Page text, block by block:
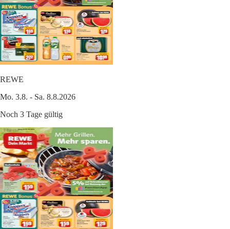
REWE
Mo. 3.8. - Sa. 8.8.2026
Noch 3 Tage gültig